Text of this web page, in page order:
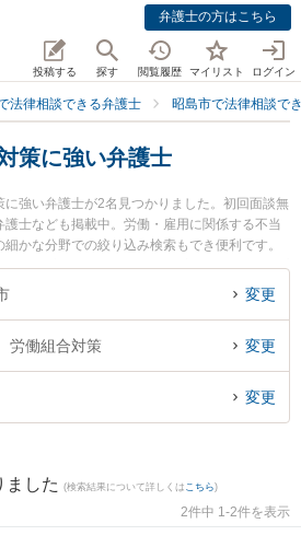
弁護士の方はこちら
投稿する 探す 閲覧履歴 マイリスト ログイン
法律相談できる弁護士 昭島市で法律相談で
策に強い弁護士
強い弁護士が2名見つかりました。初回面談無
士なども掲載中。労働・雇用に関係する不当
かな分野での絞り込み検索もでき便利です。
士や多摩Kollect法律事務所の永戸 考弁護士のプ
強みなどが注目されています。『昭島市で土日
律相談できる昭島市内の弁護士に相談予約した
におすすめです。
変更
労働組合対策 変更
変更
ました (検索結果について詳しくは こちら)
2件中 1-2件を表示